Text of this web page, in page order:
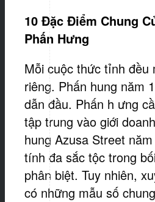
10 Đặc Điểm Chung
Phấn Hưng
Mỗi cuộc thức tỉnh đều
riêng. Phấn hung năm
dẫn đầu. Phấn h ưng
tập trung vào giới
hung Azusa Street
tính đa sắc tộc trong
phân biệt. Tuy nhiên,
có những mẫu số